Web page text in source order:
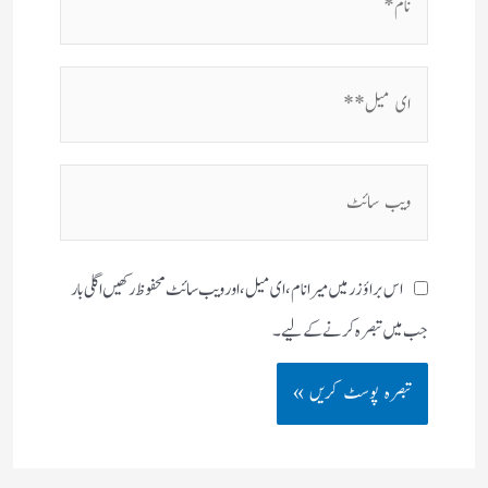
اس براؤزر میں میرا نام، ای میل، اور ویب سائٹ محفوظ رکھیں اگلی بار
جب میں تبصرہ کرنے کےلیے۔